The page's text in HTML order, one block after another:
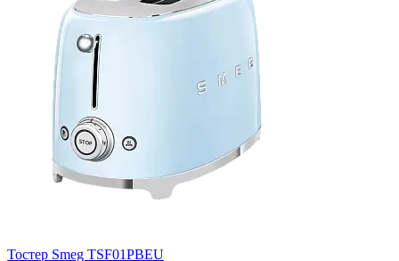
Тостер Smeg TSF01PBEU